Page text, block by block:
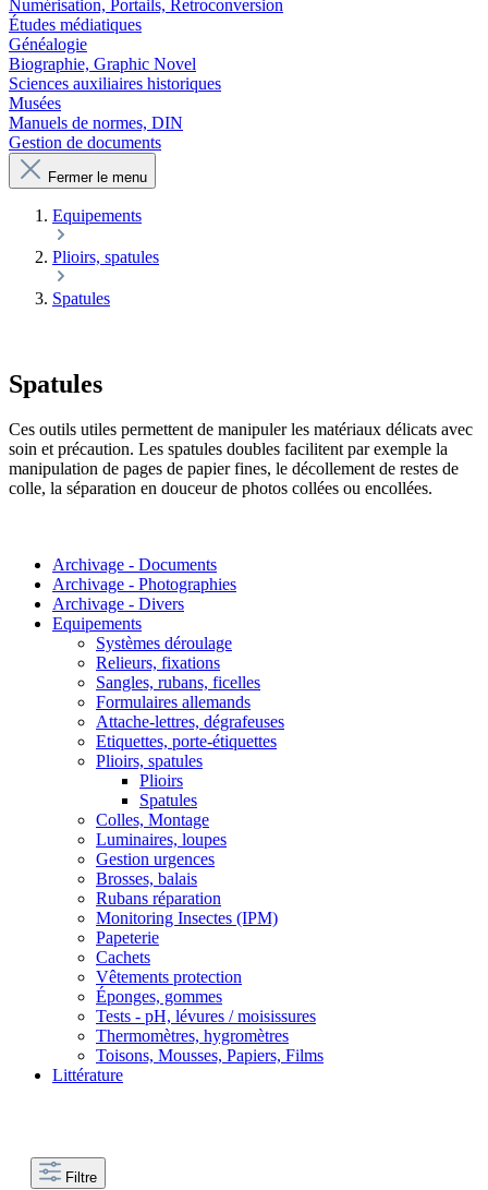
Numérisation, Portails, Retroconversion
Études médiatiques
Généalogie
Biographie, Graphic Novel
Sciences auxiliaires historiques
Musées
Manuels de normes, DIN
Gestion de documents
Fermer le menu
Equipements
Plioirs, spatules
Spatules
Spatules
Ces outils utiles permettent de manipuler les matériaux délicats avec
soin et précaution. Les spatules doubles facilitent par exemple la
manipulation de pages de papier fines, le décollement de restes de
colle, la séparation en douceur de photos collées ou encollées.
Archivage - Documents
Archivage - Photographies
Archivage - Divers
Equipements
Systèmes déroulage
Relieurs, fixations
Sangles, rubans, ficelles
Formulaires allemands
Attache-lettres, dégrafeuses
Etiquettes, porte-étiquettes
Plioirs, spatules
Plioirs
Spatules
Colles, Montage
Luminaires, loupes
Gestion urgences
Brosses, balais
Rubans réparation
Monitoring Insectes (IPM)
Papeterie
Cachets
Vêtements protection
Éponges, gommes
Tests - pH, lévures / moisissures
Thermomètres, hygromètres
Toisons, Mousses, Papiers, Films
Littérature
Filtre